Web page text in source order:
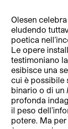
Olesen
eludendo
poetica
Le opere
testimoniano
esibisce una
cui è possibile
binario o di un
profonda
il peso
potere. Ma